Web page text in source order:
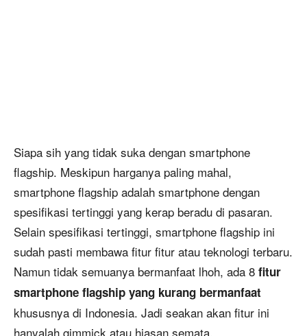
Siapa sih yang tidak suka dengan smartphone
flagship. Meskipun harganya paling mahal,
smartphone flagship adalah smartphone dengan
spesifikasi tertinggi yang kerap beradu di pasaran.
Selain spesifikasi tertinggi, smartphone flagship ini
sudah pasti membawa fitur fitur atau teknologi terbaru.
Namun tidak semuanya bermanfaat lhoh, ada 8 fitur
smartphone flagship yang kurang bermanfaat
khususnya di Indonesia. Jadi seakan akan fitur ini
hanyalah gimmick atau hiasan semata.